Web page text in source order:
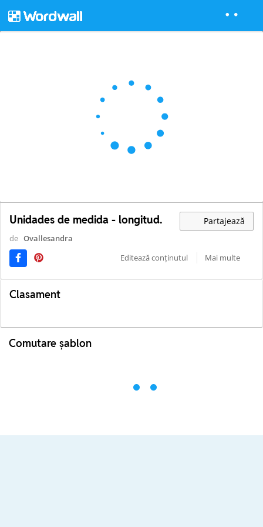
Unidades de medida - longitud. Partajează
de Ovallesandra
Editează conținutul
Mai multe
Clasament
Comutare șablon